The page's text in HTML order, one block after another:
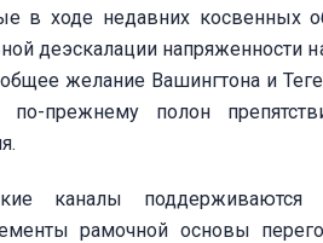
в ходе недавних
деэскалации напряженности
желание Вашингтона и
прежнему полон
каналы поддерживаются
рамочной основы